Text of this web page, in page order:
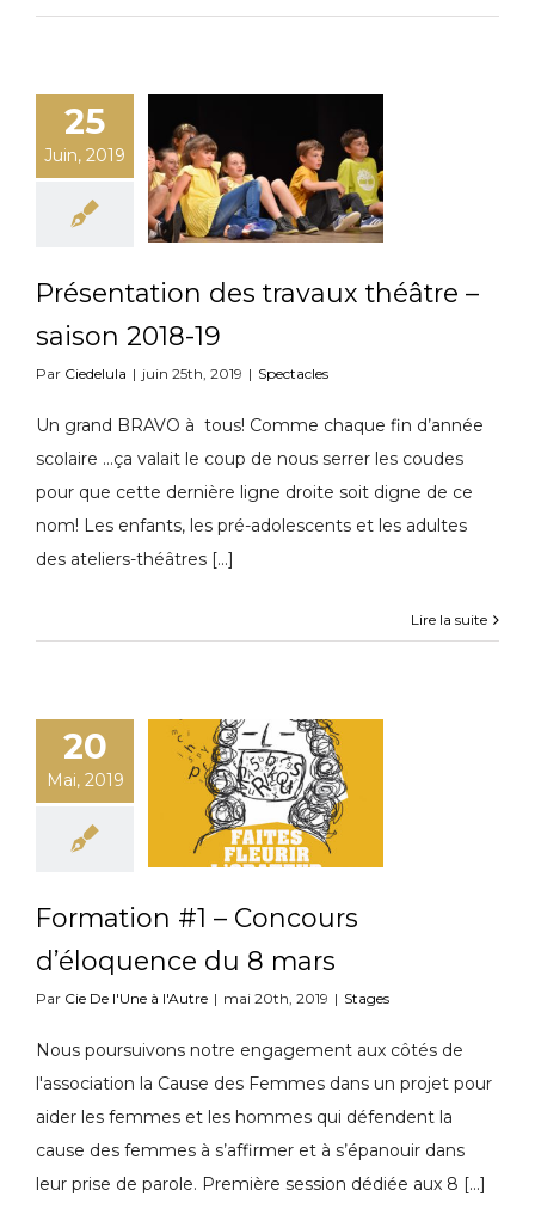
25
Juin, 2019
Présentation des travaux théâtre –
saison 2018-19
Par Ciedelula | juin 25th, 2019 | Spectacles
Un grand BRAVO à tous! Comme chaque fin d’année
scolaire ...ça valait le coup de nous serrer les coudes
pour que cette dernière ligne droite soit digne de ce
nom! Les enfants, les pré-adolescents et les adultes
des ateliers-théâtres [...]
Lire la suite
20
Mai, 2019
Formation #1 – Concours
d’éloquence du 8 mars
Par Cie De l'Une à l'Autre | mai 20th, 2019 | Stages
Nous poursuivons notre engagement aux côtés de
l'association la Cause des Femmes dans un projet pour
aider les femmes et les hommes qui défendent la
cause des femmes à s’affirmer et à s’épanouir dans
leur prise de parole. Première session dédiée aux 8 [...]